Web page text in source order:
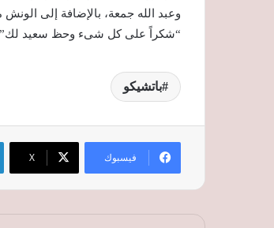
وعبد الله جمعة، بالإضافة إلى الونش
“شكراً على كل شىء وحظ سعيد
باتشيكو
فيسبوك ‫X